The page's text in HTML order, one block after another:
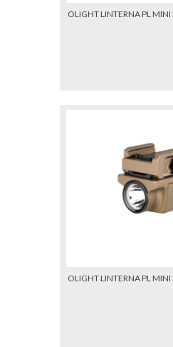
OLIGHT LINTERNA PL MINI
OLIGHT LINTERNA PL MINI